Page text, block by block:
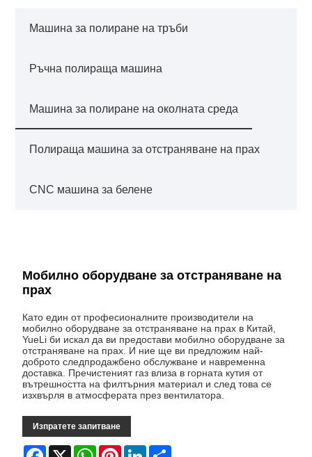
Машина за полиране на тръби
Ръчна полираща машина
Машина за полиране на околната среда
Полираща машина за отстраняване на прах
CNC машина за белене
Мобилно оборудване за отстраняване на
прах
Като един от професионалните производители на
мобилно оборудване за отстраняване на прах в Китай,
YueLi би искал да ви предостави мобилно оборудване за
отстраняване на прах. И ние ще ви предложим най-
доброто следпродажбено обслужване и навременна
доставка. Пречистеният газ влиза в горната кутия от
вътрешността на филтърния материал и след това се
изхвърля в атмосферата през вентилатора.
Изпратете запитване
Facebook
X WhatsAppPinterestLinkedIn